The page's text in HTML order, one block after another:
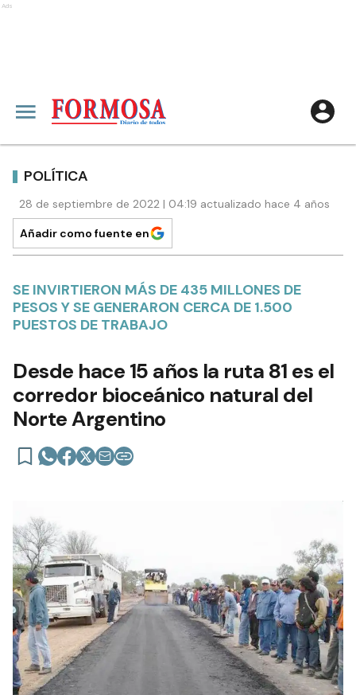
Ads
POLÍTICA
28 de septiembre de 2022 | 04:19 actualizado hace 4 años
Añadir como fuente en
SE INVIRTIERON MÁS DE 435 MILLONES DE
PESOS Y SE GENERARON CERCA DE 1.500
PUESTOS DE TRABAJO
Desde hace 15 años la ruta 81 es el
corredor bioceánico natural del
Norte Argentino